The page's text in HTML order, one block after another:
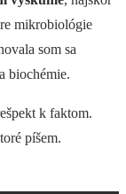
mikrobiológie
som sa
biochémie.
k faktom.
píšem.